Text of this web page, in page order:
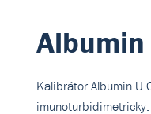
Kalibrátor Albumin U
imunoturbidimetricky.